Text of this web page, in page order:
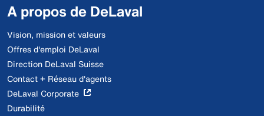
A propos de DeLaval
Vision, mission et valeurs
Offres d'emploi DeLaval
Direction DeLaval Suisse
Contact + Réseau d'agents
DeLaval Corporate
Durabilité